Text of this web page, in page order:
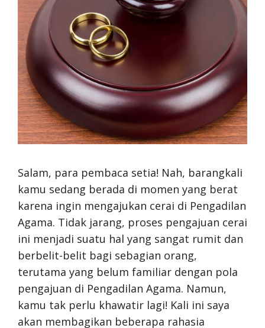
Salam, para pembaca setia! Nah, barangkali
kamu sedang berada di momen yang berat
karena ingin mengajukan cerai di Pengadilan
Agama. Tidak jarang, proses pengajuan cerai
ini menjadi suatu hal yang sangat rumit dan
berbelit-belit bagi sebagian orang,
terutama yang belum familiar dengan pola
pengajuan di Pengadilan Agama. Namun,
kamu tak perlu khawatir lagi! Kali ini saya
akan membagikan beberapa rahasia